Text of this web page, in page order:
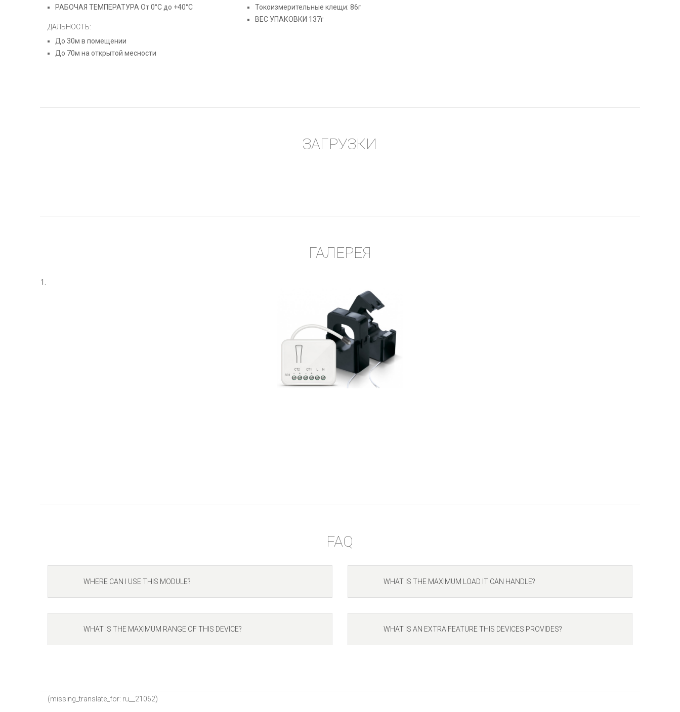
РАБОЧАЯ ТЕМПЕРАТУРА От 0°C до +40°C
ДАЛЬНОСТЬ:
До 30м в помещении
До 70м на открытой месности
Токоизмерительные клещи: 86г
ВЕС УПАКОВКИ 137г
ЗАГРУЗКИ
ГАЛЕРЕЯ
FAQ
WHERE CAN I USE THIS MODULE?
WHAT IS THE MAXIMUM RANGE OF THIS DEVICE?
WHAT IS THE MAXIMUM LOAD IT CAN HANDLE?
WHAT IS AN EXTRA FEATURE THIS DEVICES PROVIDES?
(missing_translate_for: ru__21062)